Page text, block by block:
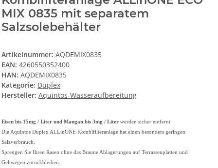
MIX 0835 mit separatem
Salzsolebehälter
Artikelnummer:AQDEMIX0835
EAN: 4260550352400
HAN: AQDEMIX0835
Kategorie: Duplex
Hersteller: Aquintos-Wasseraufbereitung
Eisen bis 15mg / Liter und Mangan bis 3mg / Liter werden sicher entfernt
Die Aquintos Duplex ALLinONE Kombifilteranlage hat einen besonders geringen
Salzverbrauch.
Sprengen Sie Ihren Rasen ohne das Braune Ablagerungen auf Terrassenplatten und
Gehwegen zurückbleiben.